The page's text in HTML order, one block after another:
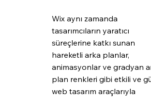
Wix aynı zamanda
tasarımcıların yaratıcı
süreçlerine katkı sunan
hareketli arka planlar,
animasyonlar ve gradyan
plan renkleri gibi etkili ve
web tasarım araçlarıyla